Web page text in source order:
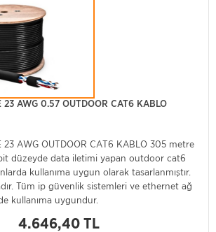
23 AWG 0.57 OUTDOOR CAT6 KABLO
23 AWG OUTDOOR CAT6 KABLO 305 metre
düzeyde data iletimi yapan outdoor cat6
kullanıma uygun olarak tasarlanmıştır.
Tüm ip güvenlik sistemleri ve ethernet ağ
kullanıma uygundur.
4.646,40 TL